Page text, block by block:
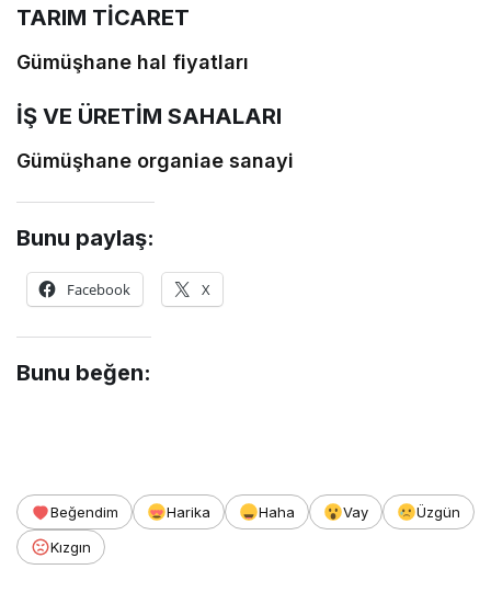
TARIM TİCARET
Gümüşhane hal fiyatları
İŞ VE ÜRETİM SAHALARI
Gümüşhane organiae sanayi
Bunu paylaş:
Facebook X
Bunu beğen:
Beğendim Harika Haha Vay
Üzgün
Kızgın